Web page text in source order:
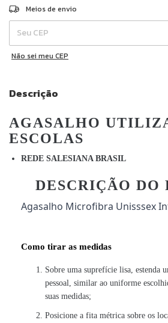
Entregas para o CEP:
Meios de envio
Não sei meu CEP
Descrição
AGASALHO
ESCOLAS
REDE SALESIANA BRASIL
DESCRIÇÃO DO
Agasalho Microfibra Unisssex
Como tirar as medidas
Sobre uma suprefície lisa, estenda
pessoal, similar ao uniforme
suas medidas;
Posicione a fita métrica sobre os